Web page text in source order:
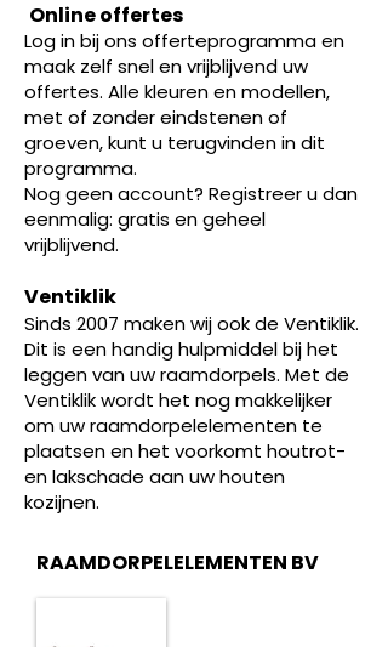
Online offertes
Log in bij ons offerteprogramma en
maak zelf snel en vrijblijvend uw
offertes. Alle kleuren en modellen,
met of zonder eindstenen of
groeven, kunt u terugvinden in dit
programma.
Nog geen account? Registreer u dan
eenmalig: gratis en geheel
vrijblijvend.
Ventiklik
Sinds 2007 maken wij ook de Ventiklik.
Dit is een handig hulpmiddel bij het
leggen van uw raamdorpels. Met de
Ventiklik wordt het nog makkelijker
om uw raamdorpelelementen te
plaatsen en het voorkomt houtrot-
en lakschade aan uw houten
kozijnen.
RAAMDORPELELEMENTEN BV